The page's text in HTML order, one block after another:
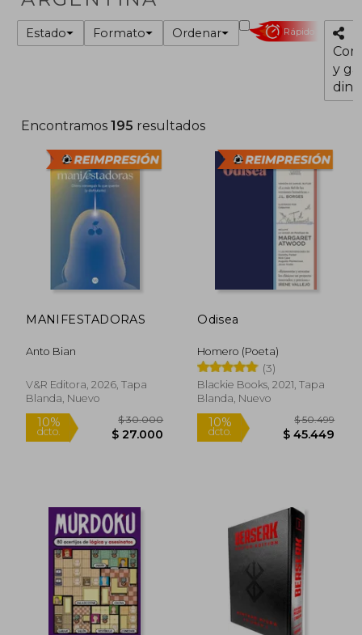
Estado Formato Ordenar Rápido
y
Encontramos195 resultados
MANIFESTADORAS
Anto Bian
V&r Editora, 2026, Tapa
Blanda, Nuevo
10%
dcto.
$ 30.000
$ 27.000
Odisea
Homero (Poeta)
(3)
Blackie Books, 2021, Tapa
Blanda, Nuevo
dcto.